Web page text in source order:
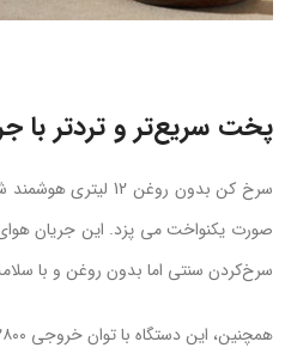
پخت سریع‌تر و تردتر با جریان
صورت یکنواخت می پزد. این جریان
سرخ‌کردن سنتی اما بدون روغن و با
همچنین، این دستگاه با توان خروجی ۲۸۰۰ وات، سرعت پخت را به شکل چشمگیری افزایش می‌دهد و در مقایسه با فرهای معمولی تا ۷۱٪ کارآمدتر عمل می‌کند.